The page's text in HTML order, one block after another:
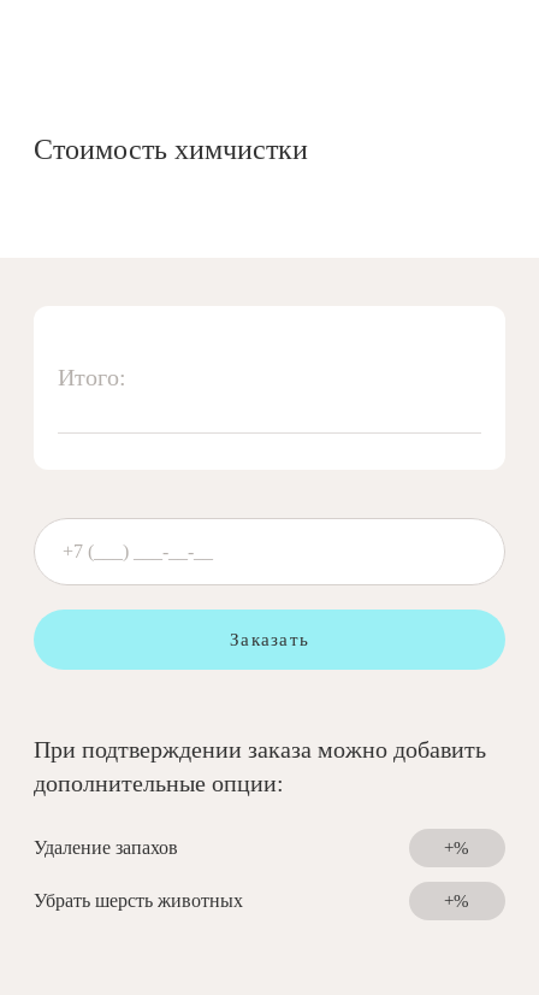
Стоимость химчистки
Итого:
Заказать
При подтверждении заказа можно добавить
дополнительные опции:
Удаление запахов +%
Убрать шерсть животных +%